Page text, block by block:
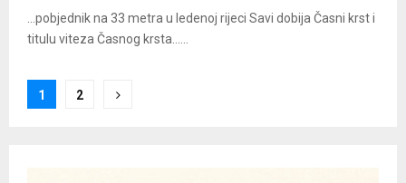
...pobjednik na 33 metra u ledenoj rijeci Savi dobija Časni krst i
titulu viteza Časnog krsta......
Posts
1 2